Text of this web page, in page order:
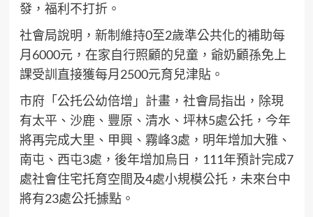
發，福利不打折。
社會局說明，新制維持0至2歲準公共化的補助每
月6000元，在家自行照顧的兒童，爺奶顧孫免上
課受訓直接獲每月2500元育兒津貼。
市府「公托公幼倍增」計畫，社會局指出，除現
有太平、沙鹿、豐原、清水、坪林5處公托，今年
將再完成大里、甲興、霧峰3處，明年增加大雅、
南屯、西屯3處，後年增加烏日，111年預計完成7
處社會住宅托育空間及4處小規模公托，未來台中
將有23處公托據點。